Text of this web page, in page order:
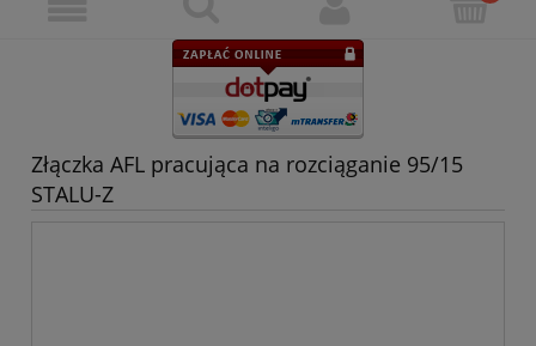
Złączka AFL pracująca na rozciąganie 95/15
STALU-Z